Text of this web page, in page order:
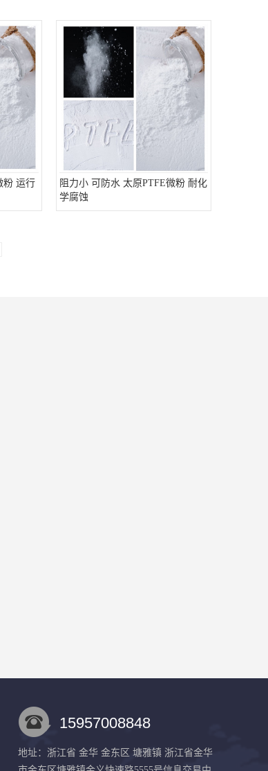
粉 运行
阻力小 可防水 太原PTFE微粉 耐化
学腐蚀
15957008848
地址：浙江省 金华 金东区 塘雅镇 浙江省金华